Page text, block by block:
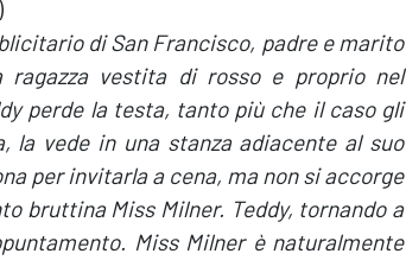
di San Francisco, padre e marito
vestita di rosso e proprio nel
perde la testa, tanto più che il caso gli
vede in una stanza adiacente al suo
per invitarla a cena, ma non si accorge
bruttina Miss Milner. Teddy, tornando a
Miss Milner è naturalmente